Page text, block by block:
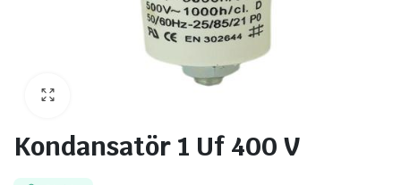
Kondansatör 1 Uf 400 V